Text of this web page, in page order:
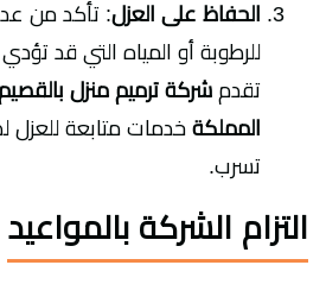
الحفاظ على العزل: تأكد من
للرطوبة أو المياه التي قد
تقدم شركة ترميم منزل
المملكة خدمات متابعة
تسرب.
التزام الشركة بالمواعيد